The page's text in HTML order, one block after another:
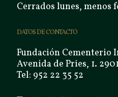
Cerrados lunes, menos
DATOS DE CONTACTO
Fundación Cementerio
Avenida de Pries, 1.
Tel: 952 22 35 52